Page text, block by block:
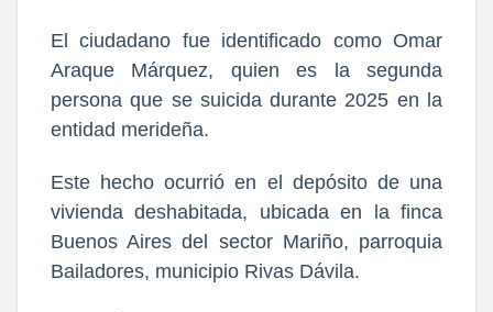
El ciudadano fue identificado como Omar
Araque Márquez, quien es la segunda
persona que se suicida durante 2025 en la
entidad merideña.
Este hecho ocurrió en el depósito de una
vivienda deshabitada, ubicada en la finca
Buenos Aires del sector Mariño, parroquia
Bailadores, municipio Rivas Dávila.